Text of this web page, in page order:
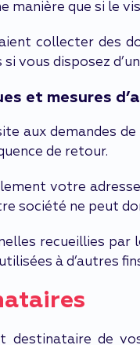
manière que si le
collecter des
vous disposez
et mesures
aux demandes
de retour.
votre
société ne peut
recueillies
à d’autres
destinataire de